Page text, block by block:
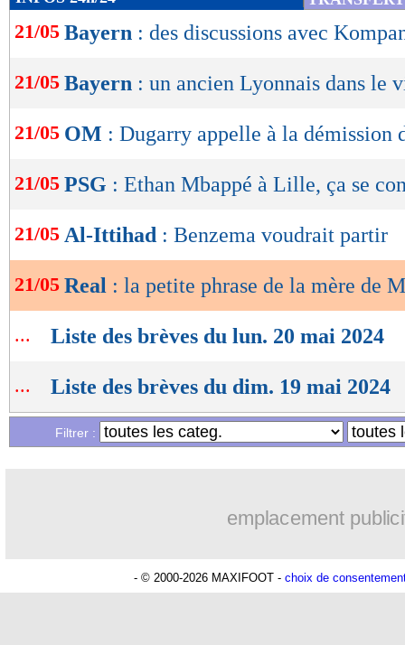
de
lecture
OK
21/05 Bayern : des discussions avec
21/05 Bayern : un ancien Lyonnais dans le
21/05 OM : Dugarry appelle à la démission
21/05 PSG : Ethan Mbappé à Lille, ça se
21/05 Al-Ittihad : Benzema voudrait partir
21/05 Real : la petite phrase de la mère de
... Liste des brèves du lun. 20 mai 2024
... Liste des brèves du dim. 19 mai 2024
Filtrer :
emplacement
- © 2000-2026 MAXIFOOT - choix de